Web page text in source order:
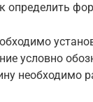
определить
условно
необходимо